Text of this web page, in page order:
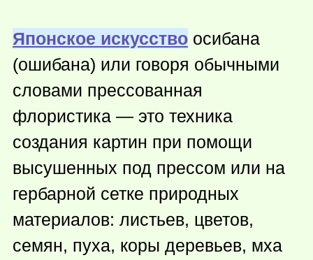
Японское искусство осибана
(ошибана) или говоря обычными
словами прессованная
флористика — это техника
создания картин при помощи
высушенных под прессом или на
гербарной сетке природных
материалов: листьев, цветов,
семян, пуха, коры деревьев, мха